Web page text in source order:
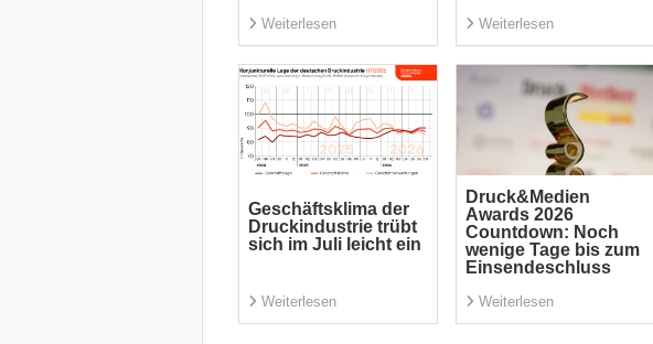
Weiterlesen Weiterlesen
Geschäftsklima der
Druckindustrie trübt
sich im Juli leicht ein
Weiterlesen
Druck&Medien
Awards 2026
Countdown: Noch
wenige Tage bis zum
Einsendeschluss
Weiterlesen